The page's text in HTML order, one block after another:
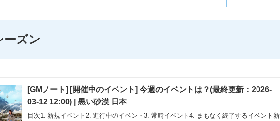
ーズン
[GMノート] [開催中のイベント] 今週のイベントは？(最終更新：2026-
03-12 12:00) | 黒い砂漠 日本
目次1. 新規イベント2. 進行中のイベント3. 常時イベント4. まもなく終了するイベント新